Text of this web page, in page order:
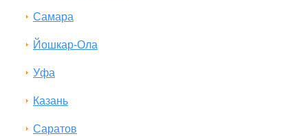
Самара
Йошкар-Ола
Уфа
Казань
Саратов